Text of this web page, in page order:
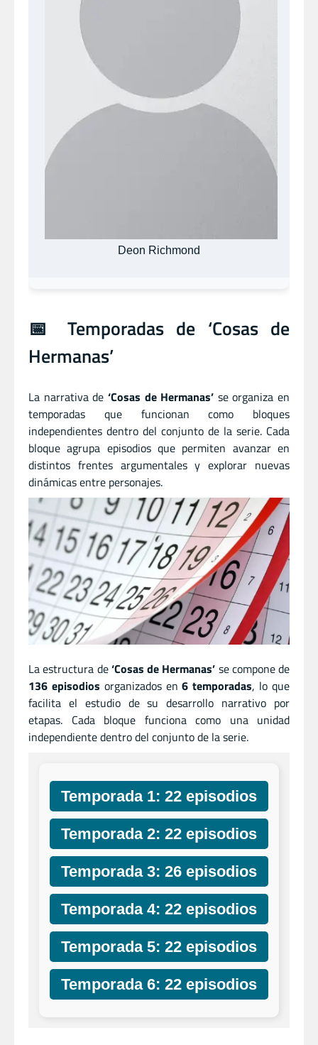
Deon Richmond
📅 Temporadas de ‘Cosas de
Hermanas’
La narrativa de ‘Cosas de Hermanas’ se organiza en
temporadas que funcionan como bloques
independientes dentro del conjunto de la serie. Cada
bloque agrupa episodios que permiten avanzar en
distintos frentes argumentales y explorar nuevas
dinámicas entre personajes.
La estructura de‘Cosas de Hermanas’ se compone de
136 episodios organizados en6 temporadas, lo que
facilita el estudio de su desarrollo narrativo por
etapas. Cada bloque funciona como una unidad
independiente dentro del conjunto de la serie.
Temporada 1: 22 episodios
Temporada 2: 22 episodios
Temporada 3: 26 episodios
Temporada 4: 22 episodios
Temporada 5: 22 episodios
Temporada 6: 22 episodios